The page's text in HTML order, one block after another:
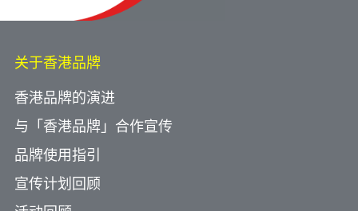
关于香港品牌
香港品牌的演进
与「香港品牌」合作宣传
品牌使用指引
宣传计划回顾